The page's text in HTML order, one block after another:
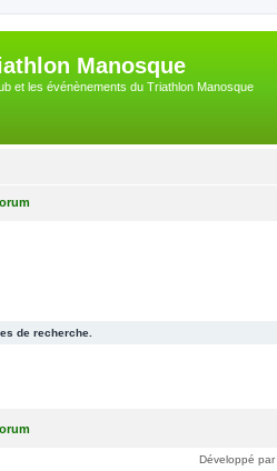
Manosque
et les événènements du Triathlon Manosque
de recherche.
Développé par